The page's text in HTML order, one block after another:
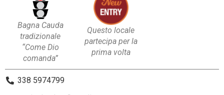
Bagna Cauda
tradizionale
“Come Dio
comanda”
Questo locale
partecipa per la
prima volta
338 5974799